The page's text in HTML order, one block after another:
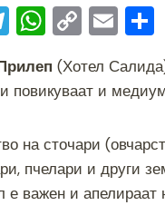
T
e
gr
a
m
W
h
at
s
A
p
p
C
p
y
Li
n
k
E
ai
l
h
(Хотел
повикуваат и
на сточари
пчелари и други
е важен и